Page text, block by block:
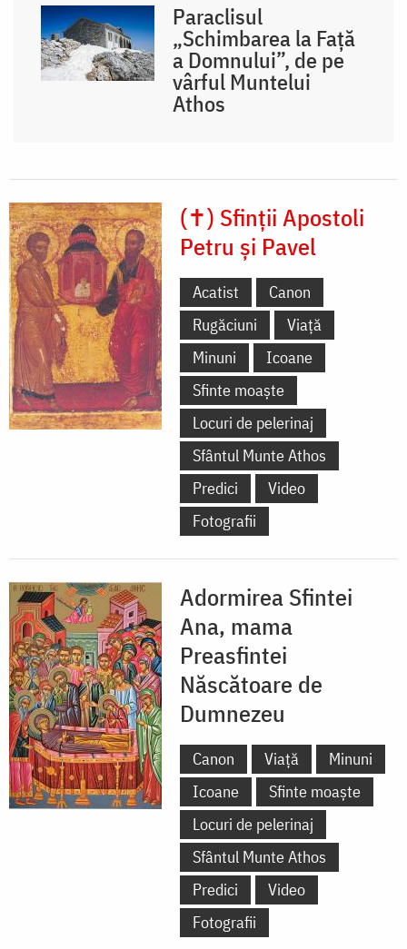
Paraclisul
„Schimbarea la Față
a Domnului”, de pe
vârful Muntelui
Athos
(✝) Sfinții Apostoli
Petru și Pavel
Acatist
Canon
Rugăciuni
Viață
Minuni
Icoane
Sfinte moaște
Locuri de pelerinaj
Sfântul Munte Athos
Predici
Video
Fotografii
Adormirea Sfintei
Ana, mama
Preasfintei
Născătoare de
Dumnezeu
Canon Viață
Minuni
Icoane
Sfinte moaște
Locuri de pelerinaj
Sfântul Munte Athos
Predici
Video
Fotografii